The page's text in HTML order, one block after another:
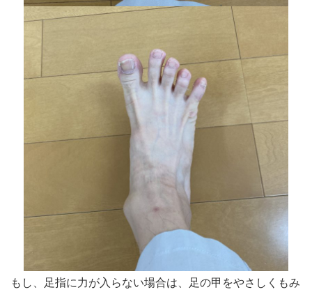
もし、足指に力が入らない場合は、足の甲をやさしくもみ